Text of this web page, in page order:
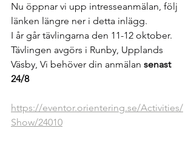
Nu öppnar vi upp intresseanmälan, följ
länken längre ner i detta inlägg.
I år går tävlingarna den 11-12 oktober.
Tävlingen avgörs i Runby, Upplands
Väsby, Vi behöver din anmälan senast
24/8
https://eventor.orientering.se/Activities/
Show/24010